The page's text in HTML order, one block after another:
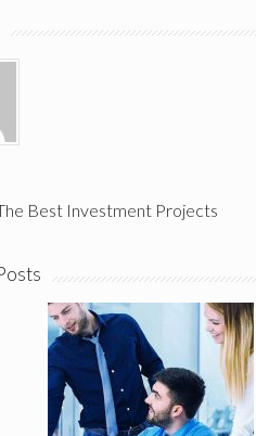
Best Investment Projects
How To Get Started In
A Social Media
Business